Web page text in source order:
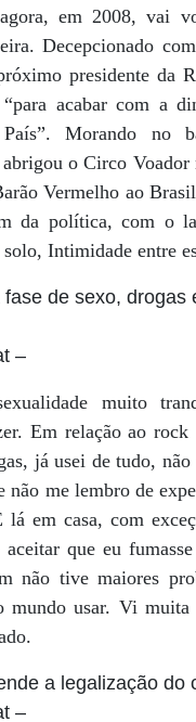
em 2008, vai
Decepcionado
presidente da
acabar com a
Morando no
o Circo Voador
Vermelho ao
da política, com o
Intimidade entre
de sexo, drogas
–
muito
Em relação ao rock
já usei de tudo,
não me lembro de
lá em casa, com
que eu
não tive maiores
mundo usar. Vi muita
a legalização do
–